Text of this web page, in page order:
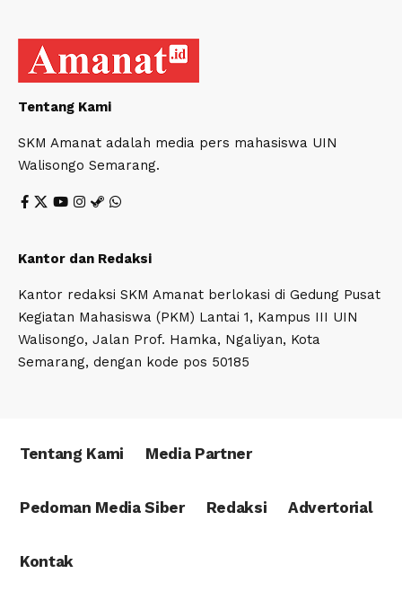
Tentang Kami
SKM Amanat adalah media pers mahasiswa UIN
Walisongo Semarang.
Kantor dan Redaksi
Kantor redaksi SKM Amanat berlokasi di Gedung Pusat
Kegiatan Mahasiswa (PKM) Lantai 1, Kampus III UIN
Walisongo, Jalan Prof. Hamka, Ngaliyan, Kota
Semarang, dengan kode pos 50185
Tentang Kami Media Partner
Pedoman Media Siber Redaksi Advertorial
Kontak